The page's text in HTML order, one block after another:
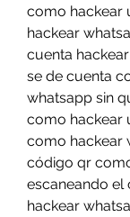
como hackear
hackear
cuenta
se de cuenta
whatsapp sin
como hackear
como hackear
código qr
escaneando
hackear